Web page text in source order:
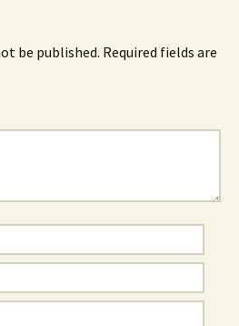
be published. Required fields are